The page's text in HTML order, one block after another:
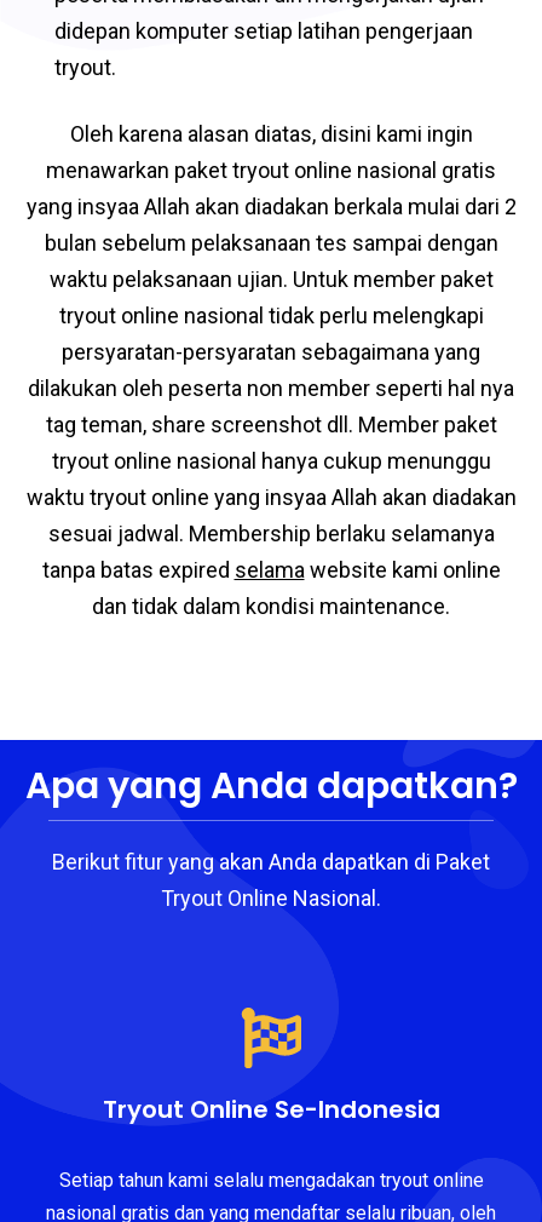
didepan komputer setiap latihan pengerjaan
tryout.
Oleh karena alasan diatas, disini kami ingin
menawarkan paket tryout online nasional gratis
yang insyaa Allah akan diadakan berkala mulai dari 2
bulan sebelum pelaksanaan tes sampai dengan
waktu pelaksanaan ujian. Untuk member paket
tryout online nasional tidak perlu melengkapi
persyaratan-persyaratan sebagaimana yang
dilakukan oleh peserta non member seperti hal nya
tag teman, share screenshot dll. Member paket
tryout online nasional hanya cukup menunggu
waktu tryout online yang insyaa Allah akan diadakan
sesuai jadwal. Membership berlaku selamanya
tanpa batas expired selama website kami online
dan tidak dalam kondisi maintenance.
Apa yang Anda dapatkan?
Berikut fitur yang akan Anda dapatkan di Paket
Tryout Online Nasional.
Tryout Online Se-Indonesia
Setiap tahun kami selalu mengadakan tryout online
nasional gratis dan yang mendaftar selalu ribuan, oleh